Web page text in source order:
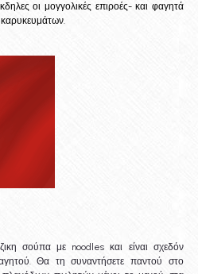
οι μογγολικές επιροές- και φαγητά
καρυκευμάτων.
σούπα με noodles και είναι σχεδόν
Θα τη συναντήσετε παντού στο